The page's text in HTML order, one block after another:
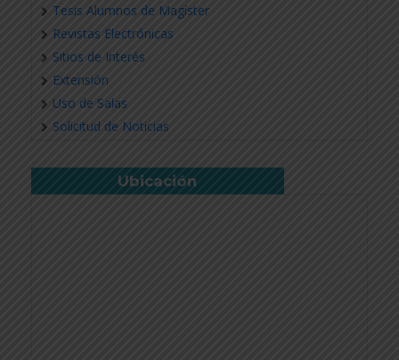
Tesis Alumnos de Magíster
Revistas Electrónicas
Sitios de Interés
Extensión
Uso de Salas
Solicitud de Noticias
Ubicación